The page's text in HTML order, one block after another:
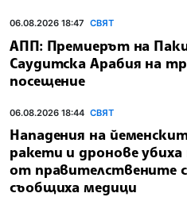
06.08.2026 18:47 СВЯТ
АПП: Премиерът на
Саудитска Арабия на
посещение
06.08.2026 18:44 СВЯТ
Нападения на
ракети и дронове
от правителствените
съобщиха медици